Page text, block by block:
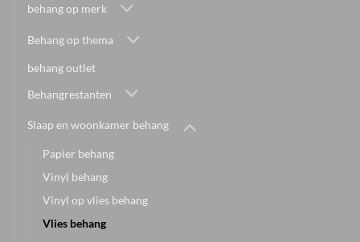
behang op merk
Behang op thema
behang outlet
Behangrestanten
Slaap en woonkamer behang
Papier behang
Vinyl behang
Vinyl op vlies behang
Vlies behang